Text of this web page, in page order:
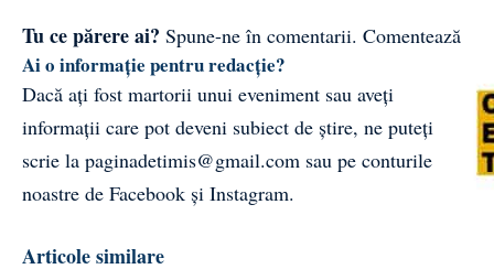
Tu ce părere ai? Spune-ne în comentarii. Comentează
Ai o informație pentru redacție?
Dacă ați fost martorii unui eveniment sau aveți
informații care pot deveni subiect de știre, ne puteți
scrie la paginadetimis@gmail.com sau pe conturile
noastre de Facebook și Instagram.
Articole similare